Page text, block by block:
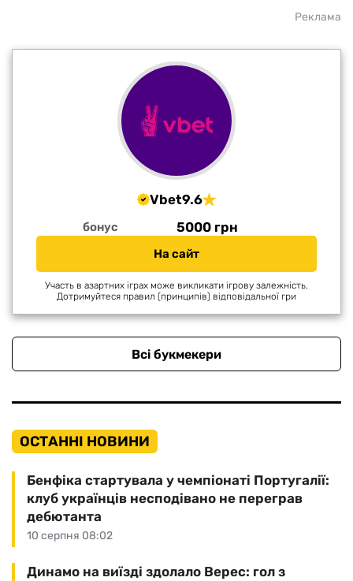
Реклама
Vbet9.6
бонус 5000 грн
На сайт
Участь в азартних іграх може викликати ігрову залежність.
Дотримуйтеся правил (принципів) відповідальної гри
Всі букмекери
ОСТАННІ НОВИНИ
10 серпня 08:02
Бенфіка стартувала у чемпіонаті Португалії:
клуб українців несподівано не переграв
дебютанта
Динамо на виїзді здолало Верес: гол з